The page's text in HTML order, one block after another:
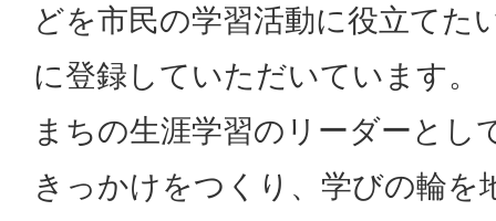
どを市民の学習活動に役立てた
に登録していただいています。
まちの生涯学習のリーダーとし
きっかけをつくり、学びの輪を